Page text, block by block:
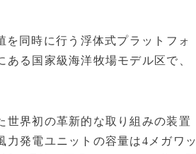
を同時に行う浮体式プラットフォ
る国家級海洋牧場モデル区で、
世界初の革新的な取り組みの装置
発電ユニットの容量は4メガワッ